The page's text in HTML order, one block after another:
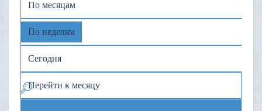
По месяцам
По неделям
Сегодня
Перейти к месяцу